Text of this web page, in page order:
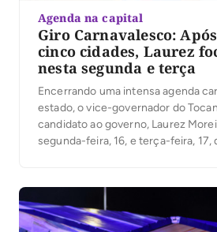
Agenda na capital
Giro Carnavalesco:
cinco cidades, Laurez
nesta segunda e terça
Encerrando uma intensa agenda
estado, o vice-governador do
candidato ao governo, Laurez
segunda-feira, 16, e terça-feira, 17,
principais programações do
reunindo milhares de pessoas em […]